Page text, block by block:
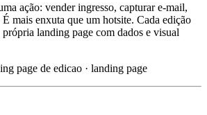
ação: vender ingresso, capturar e-mail,
mais enxuta que um hotsite. Cada edição
landing page com dados e visual
page de edicao · landing page